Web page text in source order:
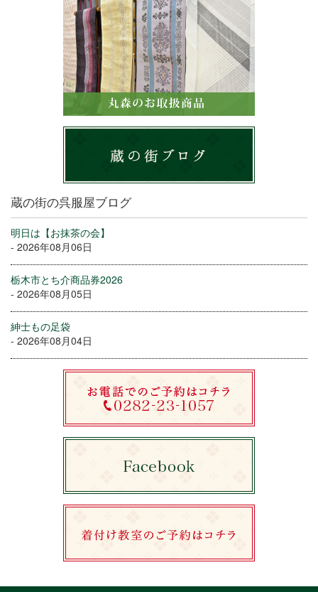
蔵の街の呉服屋ブログ
明日は【お抹茶の会】
- 2026年08月06日
栃木市とち介商品券2026
- 2026年08月05日
紳士もの足袋
- 2026年08月04日